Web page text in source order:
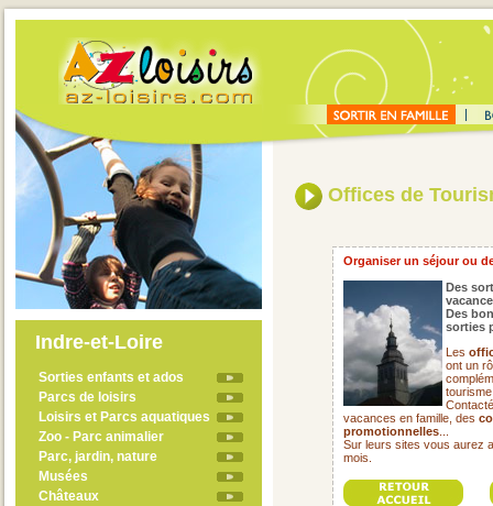
Indre-et-Loire
Sorties enfants et ados
Parcs de loisirs
Loisirs et Parcs aquatiques
Zoo - Parc animalier
Parc, jardin, nature
Musées
Châteaux
Offices de
Organiser un séjour ou
Des
Des
sorties
Les
ont un
vacances en famille, des
promotionnelles
Sur leurs sites vous aurez
mois.